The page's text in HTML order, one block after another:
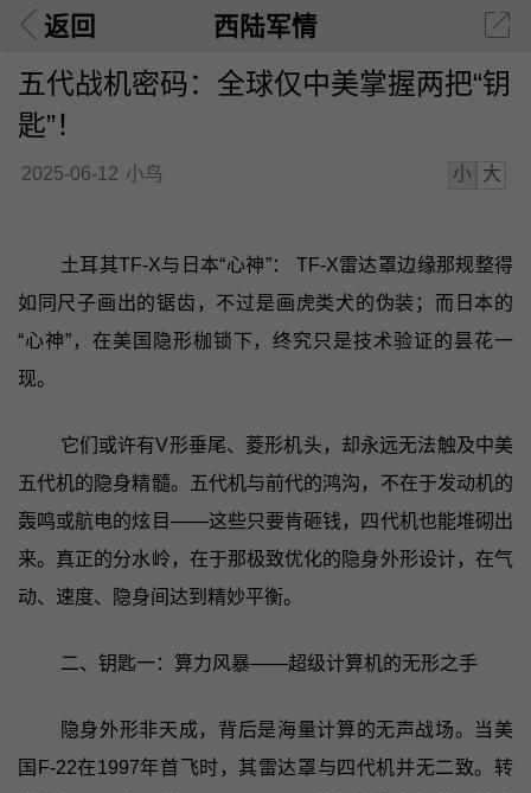
返回 西陆军情
五代战机密码：全球仅中美掌握两把“钥
匙”！
2025-06-12 小鸟 小 大
土耳其TF-X与日本“心神”： TF-X雷达罩边缘那规整得
如同尺子画出的锯齿，不过是画虎类犬的伪装；而日本的
“心神”，在美国隐形枷锁下，终究只是技术验证的昙花一
现。
它们或许有V形垂尾、菱形机头，却永远无法触及中美
五代机的隐身精髓。五代机与前代的鸿沟，不在于发动机的
轰鸣或航电的炫目——这些只要肯砸钱，四代机也能堆砌出
来。真正的分水岭，在于那极致优化的隐身外形设计，在气
动、速度、隐身间达到精妙平衡。
二、钥匙一：算力风暴——超级计算机的无形之手
隐身外形非天成，背后是海量计算的无声战场。当美
国F-22在1997年首飞时，其雷达罩与四代机并无二致。转